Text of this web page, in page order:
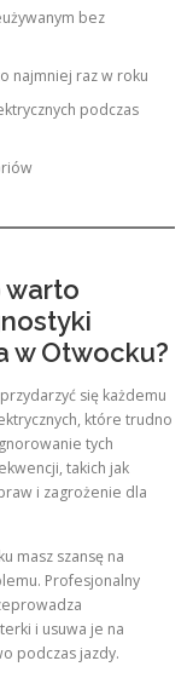
bez
najmniej raz w roku
podczas
warto
w Otwocku?
się każdemu
które trudno
tych
takich jak
i zagrożenie dla
masz szansę na
Profesjonalny
i usuwa je na
podczas jazdy.